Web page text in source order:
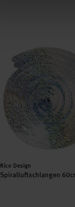
Hersteller:
Rico Design
Spiralluftschlangen